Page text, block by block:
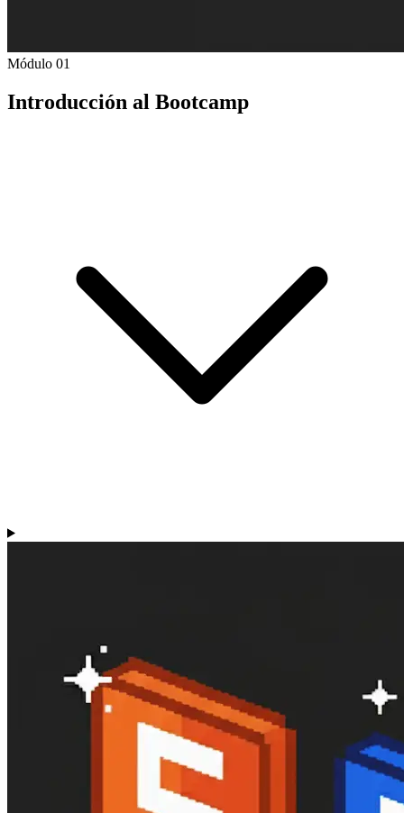
Módulo 01
Introducción al Bootcamp